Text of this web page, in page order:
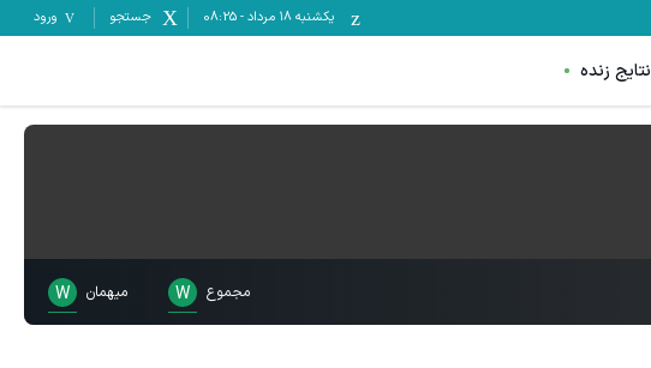
یکشنبه ۱۸ مرداد -
08:25 جستجو ورود
نتایج زنده
مجموع W میهمان W